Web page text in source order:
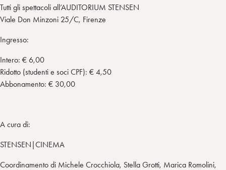
Tutti gli spettacoli all’AUDITORIUM STENSEN
Viale Don Minzoni 25/C, Firenze
Ingresso:
Intero: € 6,00
Ridotto (studenti e soci CPF): € 4,50
Abbonamento: € 30,00
A cura di:
STENSEN|CINEMA
Coordinamento di Michele Crocchiola, Stella Grotti, Marica Romolini,